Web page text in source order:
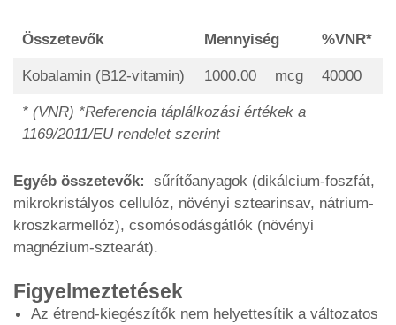
Összetevők Mennyiség %VNR*
Kobalamin (B12-vitamin) 1000.00 mcg 40000
* (VNR) *Referencia táplálkozási értékek a
1169/2011/EU rendelet szerint
Egyéb összetevők: sűrítőanyagok (dikálcium-foszfát,
mikrokristályos cellulóz, növényi sztearinsav, nátrium-
kroszkarmellóz), csomósodásgátlók (növényi
magnézium-sztearát).
Figyelmeztetések
Az étrend-kiegészítők nem helyettesítik a változatos